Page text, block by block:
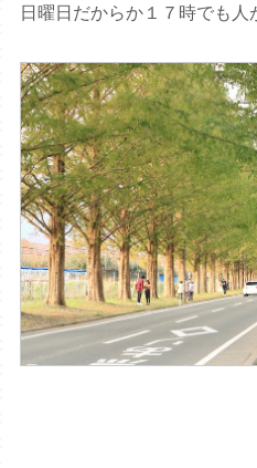
日曜日だからか１７時でも人